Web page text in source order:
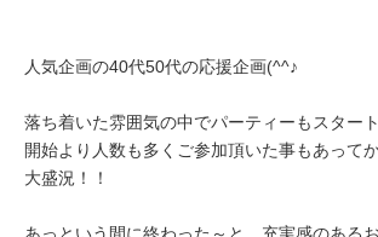
人気企画の40代50代の応援企画(^^♪
落ち着いた雰囲気の中でパーティーもスタート
開始より人数も多くご参加頂いた事もあって
大盛況！！